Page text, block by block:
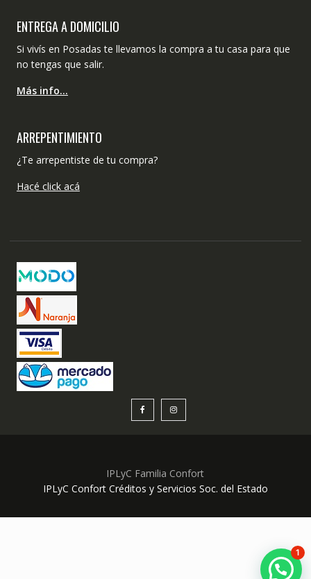
ENTREGA A DOMICILIO
Si vivís en Posadas te llevamos la compra a tu casa para que
no tengas que salir.
Más info…
ARREPENTIMIENTO
¿Te arrepentiste de tu compra?
Hacé click acá
IPLyC Familia Confort
IPLyC Confort Créditos y Servicios Soc. del Estado
1